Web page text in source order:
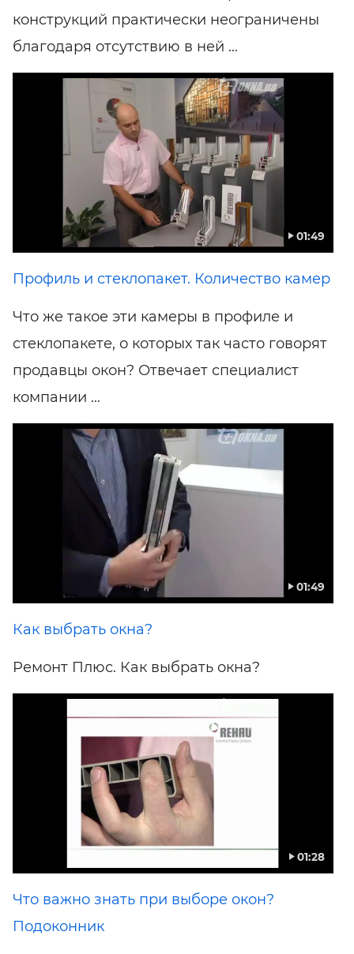
конструкций практически неограничены
благодаря отсутствию в ней ...
01:49
Профиль и стеклопакет. Количество камер
Что же такое эти камеры в профиле и
стеклопакете, о которых так часто говорят
продавцы окон? Отвечает специалист
компании ...
01:49
Как выбрать окна?
Ремонт Плюс. Как выбрать окна?
01:28
Что важно знать при выборе окон?
Подоконник